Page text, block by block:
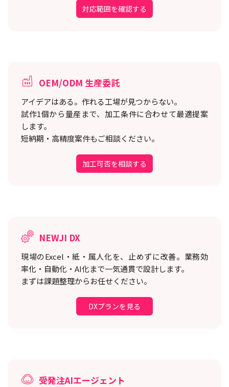
対応範囲を確認する
OEM/ODM 生産委託
アイデアはある。作れる工場が見つからない。
試作1個から量産まで、加工条件に合わせて最適提案
します。
短納期・高精度案件もご相談ください。
加工可否を相談する
NEWJI DX
現場のExcel・紙・属人化を、止めずに改善。 業務効
率化・自動化・AI化まで一気通貫で設計します。
まずは課題整理からお任せください。
DXプランを見る
受発注AIエージェント